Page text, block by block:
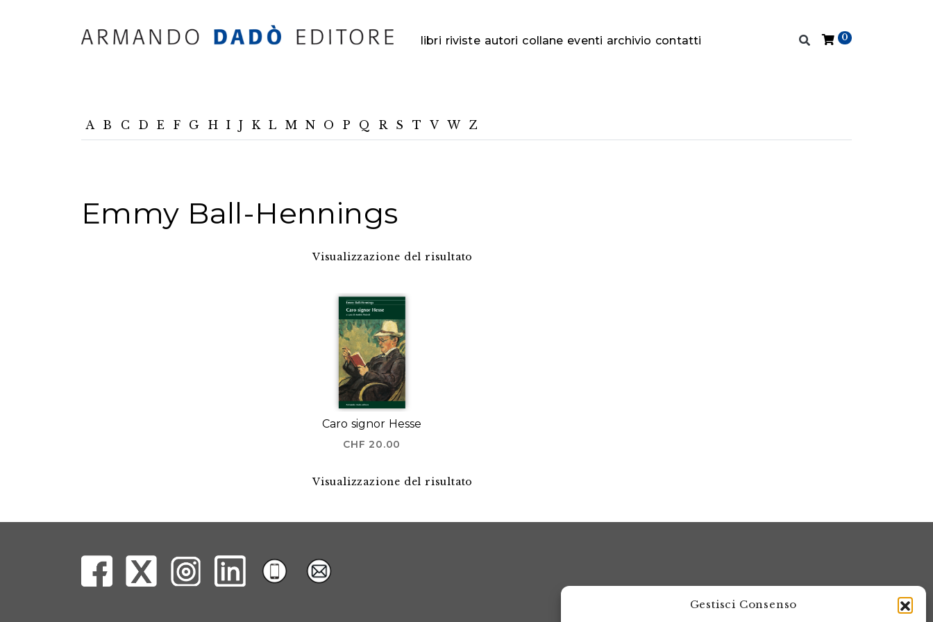
Gestisci Consenso
libri riviste autori collane eventi archivio contatti 0
A B C D E F G H I J K L M N O P Q R S T V W Z
Emmy Ball-Hennings
Visualizzazione del risultato
Caro signor Hesse
CHF 20.00
Visualizzazione del risultato